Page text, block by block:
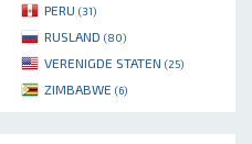
PERU (31)
RUSLAND (80)
VERENIGDE STATEN (25)
ZIMBABWE (6)